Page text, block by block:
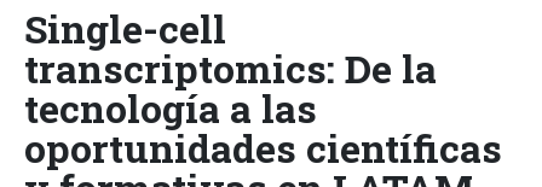
Single-cell
transcriptomics: De la
tecnología a las
oportunidades científicas